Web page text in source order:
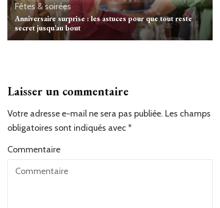
Fêtes & soirées
Anniversaire surprise : les astuces pour que tout reste
secret jusqu’au bout
Laisser un commentaire
Votre adresse e-mail ne sera pas publiée. Les champs
obligatoires sont indiqués avec *
Commentaire